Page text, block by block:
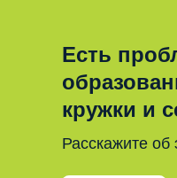
Есть
кружки и
Расскажите об